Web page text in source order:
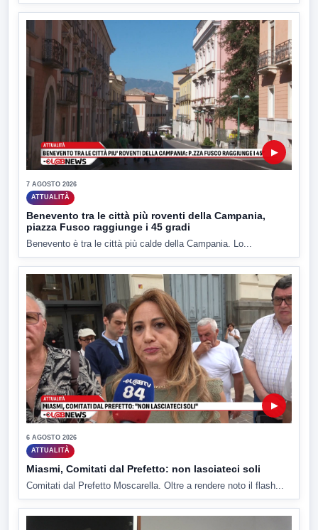
▶
7 AGOSTO 2026
ATTUALITÀ
Benevento tra le città più roventi della Campania,
piazza Fusco raggiunge i 45 gradi
Benevento è tra le città più calde della Campania. Lo...
▶
6 AGOSTO 2026
ATTUALITÀ
Miasmi, Comitati dal Prefetto: non lasciateci soli
Comitati dal Prefetto Moscarella. Oltre a rendere noto il flash...